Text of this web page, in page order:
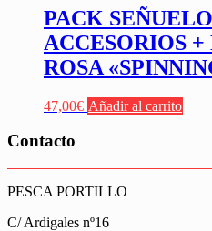
PACK
ACCESORIOS
ROSA
47,00€ Añadir al carrito
Contacto
PESCA PORTILLO
C/ Ardigales nº16